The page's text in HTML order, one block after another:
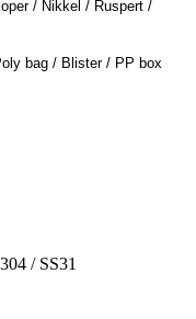
/ Nikkel / Ruspert /
bag / Blister / PP box
/ SS31